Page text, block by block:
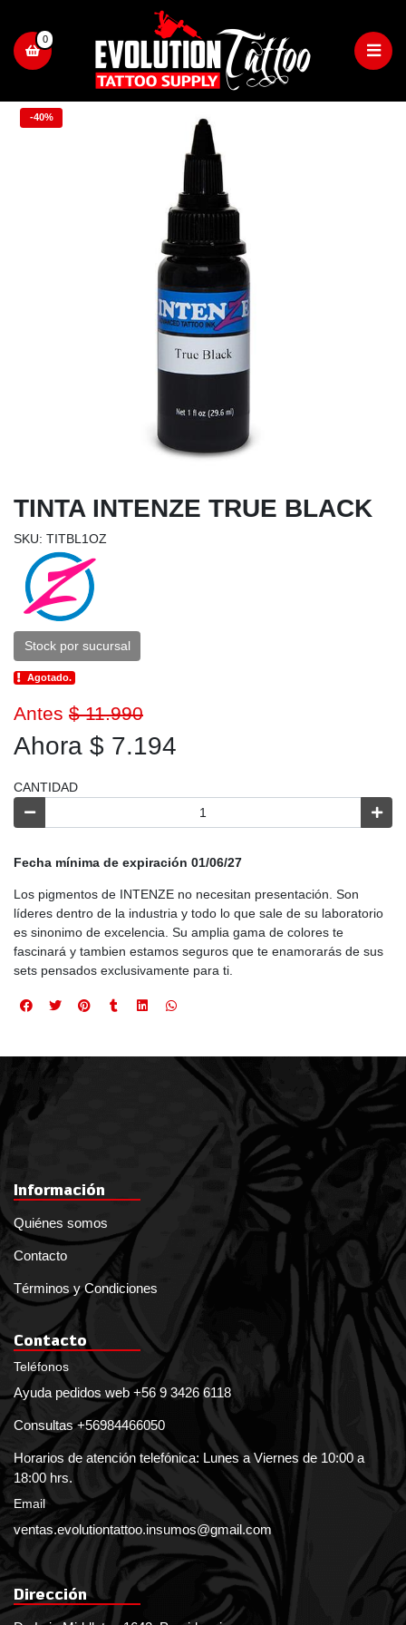
0
-40%
TINTA INTENZE TRUE BLACK
SKU: TITBL1OZ
Stock por sucursal
Agotado.
Antes $ 11.990
Ahora $ 7.194
CANTIDAD
Fecha mínima de expiración 01/06/27
Los pigmentos de INTENZE no necesitan presentación. Son
líderes dentro de la industria y todo lo que sale de su laboratorio
es sinonimo de excelencia. Su amplia gama de colores te
fascinará y tambien estamos seguros que te enamorarás de sus
sets pensados exclusivamente para ti.
Información
Quiénes somos
Contacto
Términos y Condiciones
Contacto
Teléfonos
Ayuda pedidos web +56 9 3426 6118
Consultas +56984466050
Horarios de atención telefónica: Lunes a Viernes de 10:00 a
18:00 hrs.
Email
ventas.evolutiontattoo.insumos@gmail.com
Dirección